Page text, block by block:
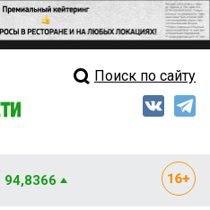
Свежий выпускПоиск по сайту
94,8366